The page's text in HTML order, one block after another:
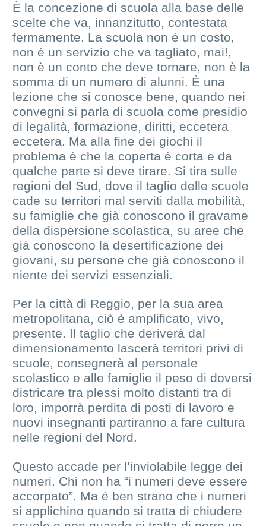
È la concezione di scuola alla base delle
scelte che va, innanzitutto, contestata
fermamente. La scuola non è un costo,
non è un servizio che va tagliato, mai!,
non è un conto che deve tornare, non è la
somma di un numero di alunni. È una
lezione che si conosce bene, quando nei
convegni si parla di scuola come presidio
di legalità, formazione, diritti, eccetera
eccetera. Ma alla fine dei giochi il
problema è che la coperta è corta e da
qualche parte si deve tirare. Si tira sulle
regioni del Sud, dove il taglio delle scuole
cade su territori mal serviti dalla mobilità,
su famiglie che già conoscono il gravame
della dispersione scolastica, su aree che
già conoscono la desertificazione dei
giovani, su persone che già conoscono il
niente dei servizi essenziali.
Per la città di Reggio, per la sua area
metropolitana, ciò è amplificato, vivo,
presente. Il taglio che deriverà dal
dimensionamento lascerà territori privi di
scuole, consegnerà al personale
scolastico e alle famiglie il peso di doversi
districare tra plessi molto distanti tra di
loro, imporrà perdita di posti di lavoro e
nuovi insegnanti partiranno a fare cultura
nelle regioni del Nord.
Questo accade per l’inviolabile legge dei
numeri. Chi non ha “i numeri deve essere
accorpato”. Ma è ben strano che i numeri
si applichino quando si tratta di chiudere